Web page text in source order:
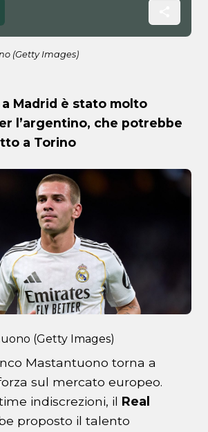
(Getty Images)
Madrid è stato molto
l’argentino, che potrebbe
a Torino
(Getty Images)
Mastantuono torna a
sul mercato europeo.
indiscrezioni, il Real
proposto il talento